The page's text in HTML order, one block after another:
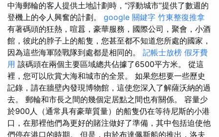
中海郵輪的客人提供土地計劃時，“浮動城市”提供了數週的
登機上的令人興奮的計劃。 google 關鍵字 竹東整復推拿
有著碼頭的狂熱，喧囂，豪華服務，國際公司，聚會，小酒
館，彼此的脖子上的船隻，您甚至都不知道您所處的國家，
因為這些海軍陸戰隊到處都是相同的。 記帳士放榜 假牙費
用 該碼頭在兩個主要區域總共佔據了6500平方米。 從這
裡，您可以欣賞大海和城市的全景。 如果您想要一些歷史
記錄，請在牆壁內發現博物館，這使您深入了解薩沃納的過
去。 郵輪和市長之間的幾個定居點之間也有關係。 容量少
於900人（通常具有豪華質量）的船隻仍在等待尼斯的小港
口，在那裡他們為更好的賭注做好了準備，其中包括迫使他
們停在港口的時期。 但是，由於布達佩斯船的推出，洛夫